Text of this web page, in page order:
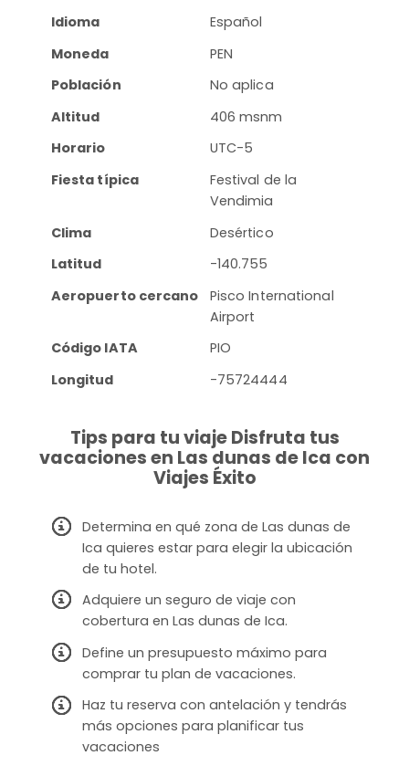
Idioma
Español
Moneda
PEN
Población
No aplica
Altitud
406 msnm
Horario
UTC-5
Fiesta típica
Festival de la
Vendimia
Clima
Desértico
Latitud
-140.755
Aeropuerto cercano
Pisco International
Airport
Código IATA
PIO
Longitud
-75724444
Tips para tu viaje Disfruta tus
vacaciones en Las dunas de Ica con
Viajes Éxito
Determina en qué zona de Las dunas de
Ica quieres estar para elegir la ubicación
de tu hotel.
Adquiere un seguro de viaje con
cobertura en Las dunas de Ica.
Define un presupuesto máximo para
comprar tu plan de vacaciones.
Haz tu reserva con antelación y tendrás
más opciones para planificar tus
vacaciones